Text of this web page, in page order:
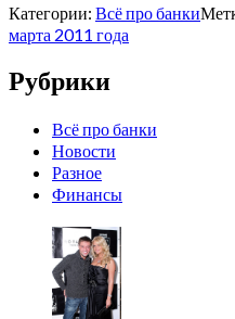
Категории: Всё про банки
марта 2011 года
Рубрики
Всё про банки
Новости
Разное
Финансы